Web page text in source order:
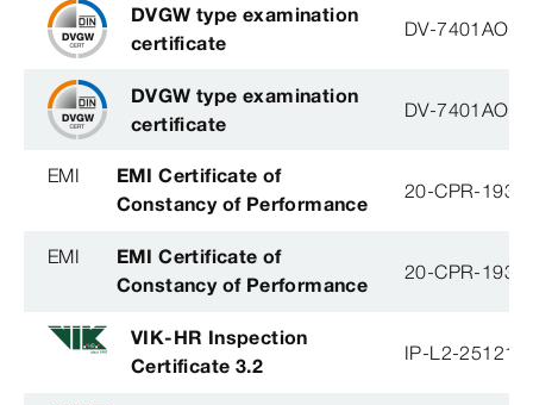
DVGW type examination
certificate
DV-
DVGW type examination
certificate
DV-
EMI
EMI Certificate of
Constancy of Performance
20-CPR-193-
EMI
EMI Certificate of
Constancy of Performance
20-CPR-193-
VIK-HR Inspection
Certificate 3.2
IP-L2-